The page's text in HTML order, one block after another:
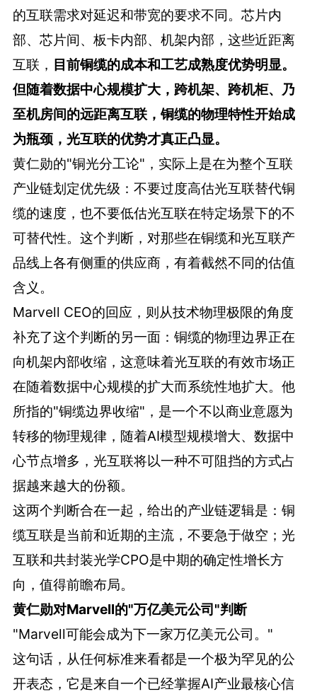
的互联需求对延迟和带宽的要求不同。芯片内
部、芯片间、板卡内部、机架内部，这些近距离
互联， 目前铜缆的成本和工艺成熟度优势明显。
但随着数据中心规模扩大，跨机架、跨机柜、乃
至机房间的远距离互联，铜缆的物理特性开始成
为瓶颈，光互联的优势才真正凸显。
黄仁勋的"铜光分工论"，实际上是在为整个互联
产业链划定优先级：不要过度高估光互联替代铜
缆的速度，也不要低估光互联在特定场景下的不
可替代性。这个判断，对那些在铜缆和光互联产
品线上各有侧重的供应商，有着截然不同的估值
含义。
Marvell CEO的回应，则从技术物理极限的角度
补充了这个判断的另一面：铜缆的物理边界正在
向机架内部收缩，这意味着光互联的有效市场正
在随着数据中心规模的扩大而系统性地扩大。他
所指的"铜缆边界收缩"，是一个不以商业意愿为
转移的物理规律，随着AI模型规模增大、数据中
心节点增多，光互联将以一种不可阻挡的方式占
据越来越大的份额。
这两个判断合在一起，给出的产业链逻辑是：铜
缆互联是当前和近期的主流，不要急于做空；光
互联和共封装光学CPO是中期的确定性增长方
向，值得前瞻布局。
黄仁勋对Marvell的"万亿美元公司"判断
"Marvell可能会成为下一家万亿美元公司。"
这句话，从任何标准来看都是一个极为罕见的公
开表态，它是来自一个已经掌握AI产业最核心信